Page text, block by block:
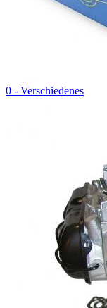
0 - Verschiedenes